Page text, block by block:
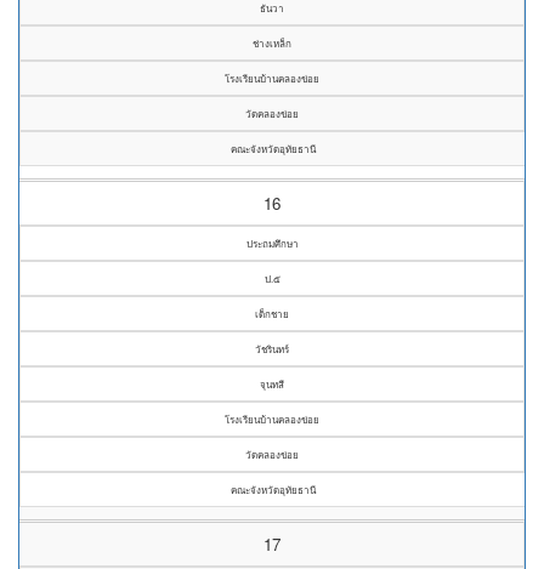
ธันวา
ช่างเหล็ก
โรงเรียนบ้านคลองข่อย
วัดคลองข่อย
คณะจังหวัดอุทัยธานี
16
ประถมศึกษา
ป.๕
เด็กชาย
วัชรินทร์
จุนทสี
โรงเรียนบ้านคลองข่อย
วัดคลองข่อย
คณะจังหวัดอุทัยธานี
17